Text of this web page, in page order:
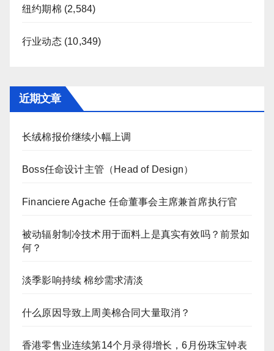
纽约期棉 (2,584)
行业动态(10,349)
近期文章
长绒棉报价继续小幅上调
Boss任命设计主管（Head of Design）
Financiere Agache 任命董事会主席兼首席执行官
被动辐射制冷技术用于面料上是真实有效吗？前景如
何？
淡季影响持续 棉纱需求清淡
什么原因导致上周美棉合同大量取消？
香港零售业连续第14个月录得增长，6月份珠宝钟表